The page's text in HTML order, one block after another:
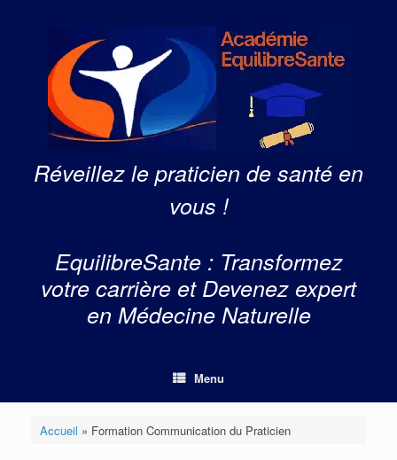
Réveillez le praticien de santé en
vous !
EquilibreSante : Transformez
votre carrière et Devenez expert
en Médecine Naturelle
Menu
Accueil » Formation Communication du Praticien